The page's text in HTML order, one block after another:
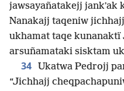
jawsayañatakejj
Nanakajj taqeniw
ukhamat taqe kunanaktï
arsuñamataki sisktam
34
Ukatwa Pedrojj
“Jichhajj